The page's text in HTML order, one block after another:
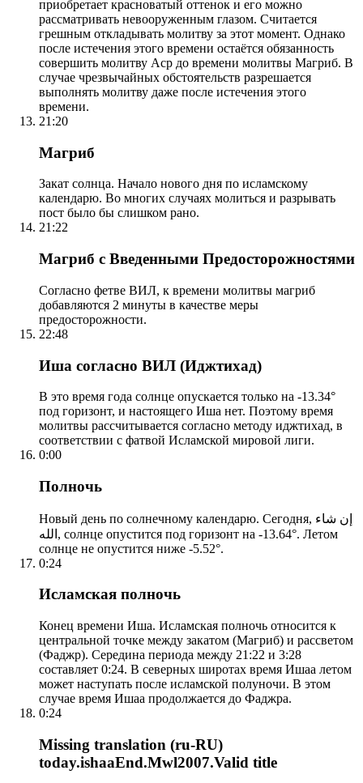
приобретает красноватый оттенок и его можно
рассматривать невооруженным глазом. Считается
грешным откладывать молитву за этот момент. Однако
после истечения этого времени остаётся обязанность
совершить молитву Аср до времени молитвы Магриб. В
случае чрезвычайных обстоятельств разрешается
выполнять молитву даже после истечения этого
времени.
21:20
Магриб
Закат солнца. Начало нового дня по исламскому
календарю. Во многих случаях молиться и разрывать
пост было бы слишком рано.
21:22
Магриб с Введенными Предосторожностями
Согласно фетве ВИЛ, к времени молитвы магриб
добавляются 2 минуты в качестве меры
предосторожности.
22:48
Иша согласно ВИЛ (Иджтихад)
В это время года солнце опускается только на -13.34°
под горизонт, и настоящего Иша нет. Поэтому время
молитвы рассчитывается согласно методу иджтихад, в
соответствии с фатвой Исламской мировой лиги.
0:00
Полночь
Новый день по солнечному календарю. Сегодня, إن شاء
الله, солнце опустится под горизонт на -13.64°. Летом
солнце не опустится ниже -5.52°.
0:24
Исламская полночь
Конец времени Иша. Исламская полночь относится к
центральной точке между закатом (Магриб) и рассветом
(Фаджр). Середина периода между 21:22 и 3:28
составляет 0:24. В северных широтах время Ишаа летом
может наступать после исламской полуночи. В этом
случае время Ишаа продолжается до Фаджра.
0:24
Missing translation (ru-RU)
today.ishaaEnd.Mwl2007.Valid title